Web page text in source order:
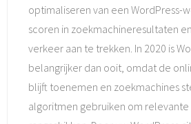
optimaliseren van een WordPress-
scoren in zoekmachineresultaten
verkeer aan te trekken. In 2020 is
belangrijker dan ooit, omdat de
blijft toenemen en zoekmachines
algoritmen gebruiken om